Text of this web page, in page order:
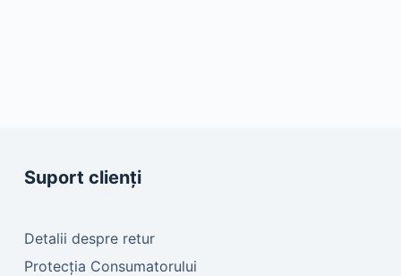
Suport clienți
Detalii despre retur
Protecția Consumatorului